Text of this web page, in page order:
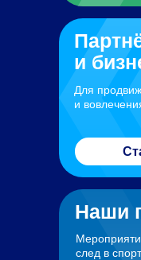
след в
Наши
Для
и
и